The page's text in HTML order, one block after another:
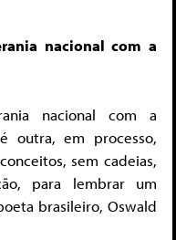
nacional com a
nacional com a
outra, em processo,
sem cadeias,
para lembrar um
brasileiro, Oswald